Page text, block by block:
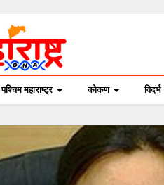
पश्चिम महाराष्ट्र कोकण विदर्भ